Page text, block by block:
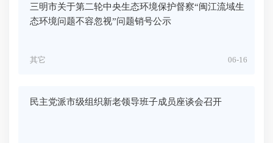
三明市关于第二轮中央生态环境保护督察“闽江流域生
态环境问题不容忽视”问题销号公示
06-16
其它
民主党派市级组织新老领导班子成员座谈会召开